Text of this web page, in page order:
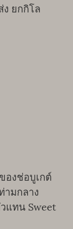
ยกกิโล
งช่อบูเกต์
ามกลาง
แทน Sweet